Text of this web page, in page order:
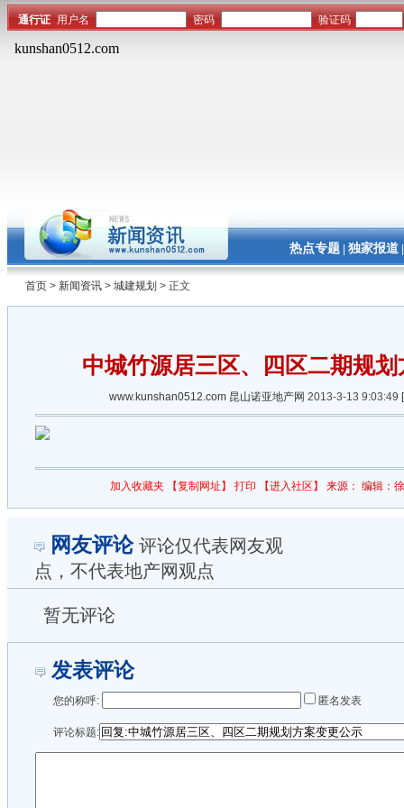
热点专题| 独家报道
首页 > 新闻资讯 > 城建规划 > 正文
中城竹源居三区、四区二期规
www.kunshan0512.com 昆山诺亚地产网 2013-3-13 9:03:49
加入收藏夹 【复制网址】 打印 【进入社区】 来源： 编辑：
网友评论评论仅代表网友观
点，不代表地产网观点
暂无评论
发表评论
您的称呼: 匿名发表
评论标题: